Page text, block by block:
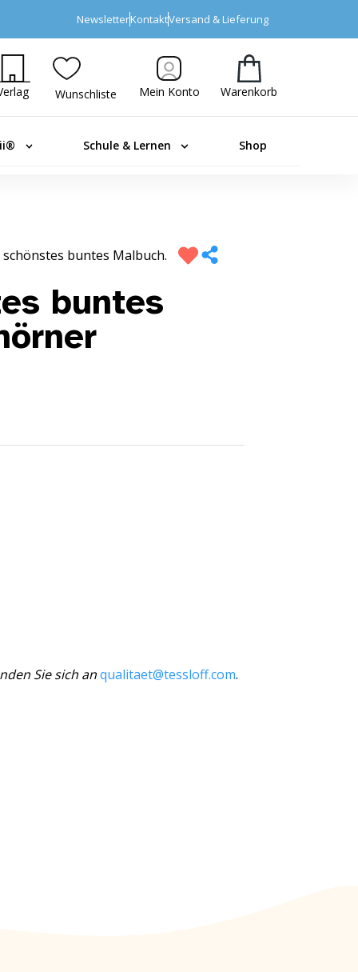
NewsletterKontaktVersand & Lieferung
Wunschliste Mein Konto Warenkorb
Schule & Lernen Shop
buntes Malbuch.
buntes
Sie sich anqualitaet@tessloff.com.